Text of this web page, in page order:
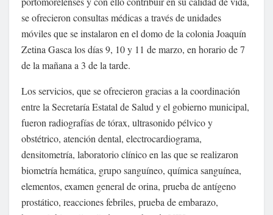
se ofrecieron consultas médicas a través de unidades
móviles que se instalaron en el domo de la colonia Joaquín
Zetina Gasca los días 9, 10 y 11 de marzo, en horario de 7
de la mañana a 3 de la tarde.
Los servicios, que se ofrecieron gracias a la coordinación
entre la Secretaría Estatal de Salud y el gobierno municipal,
fueron radiografías de tórax, ultrasonido pélvico y
obstétrico, atención dental, electrocardiograma,
densitometría, laboratorio clínico en las que se realizaron
biometría hemática, grupo sanguíneo, química sanguínea,
elementos, examen general de orina, prueba de antígeno
prostático, reacciones febriles, prueba de embarazo,